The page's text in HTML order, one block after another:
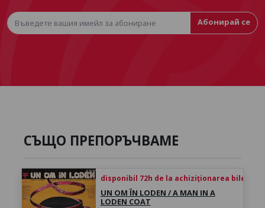
Абонирай се
СЪЩО ПРЕПОРЪЧВАМЕ
disponibil 72h de la achiziționarea biletului
UN OM ÎN LODEN / A MAN IN A
LODEN COAT